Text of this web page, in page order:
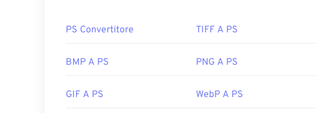
PS Convertitore TIFF A PS
BMP A PS PNG A PS
GIF A PS WebP A PS